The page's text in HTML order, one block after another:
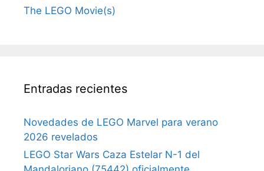
The LEGO Movie(s)
Entradas recientes
Novedades de LEGO Marvel para verano
2026 revelados
LEGO Star Wars Caza Estelar N-1 del